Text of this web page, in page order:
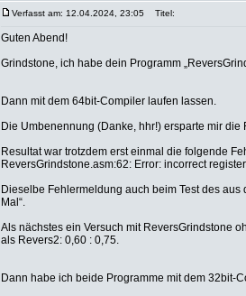
Verfasst am: 12.04.2024, 23:05 Titel:
Guten Abend!
Grindstone, ich habe dein Programm
Dann mit dem 64bit-Compiler laufen lassen.
Die Umbenennung (Danke, hhr!) ersparte mir
Resultat war trotzdem erst einmal die folgende
ReversGrindstone.asm:62: Error: incorrect
Dieselbe Fehlermeldung auch beim Test des
Mal“.
Als nächstes ein Versuch mit ReversGrindstone
als Revers2: 0,60 : 0,75.
Dann habe ich beide Programme mit dem 32bit-